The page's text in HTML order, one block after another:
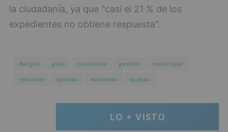
la ciudadanía, ya que "casi el 21 % de los
expedientes no obtiene respuesta".
Burgos psoe cuestiona gestión
municipal
retrasos
ayudas aumento quejas
LO + VISTO